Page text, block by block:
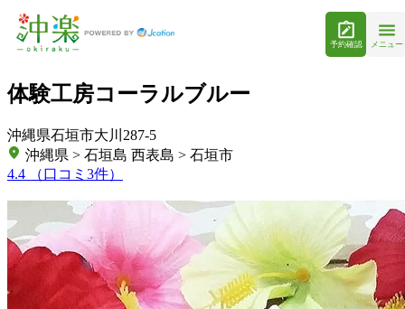
予約確認 メニュー
体験工房コーラルブルー
沖縄県石垣市大川287-5
沖縄県 > 石垣島 西表島 > 石垣市
4.4
（口コミ3件）